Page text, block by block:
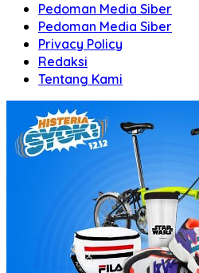
Pedoman Media Siber
Pedoman Media Siber
Privacy Policy
Redaksi
Tentang Kami